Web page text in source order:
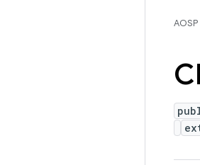
AOSP